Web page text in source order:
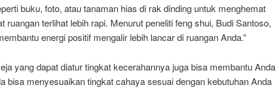
buku, foto, atau tanaman hias di rak dinding untuk menghemat
ruangan terlihat lebih rapi. Menurut peneliti feng shui, Budi Santoso,
energi positif mengalir lebih lancar di ruangan Anda.”
yang dapat diatur tingkat kecerahannya juga bisa membantu Anda
bisa menyesuaikan tingkat cahaya sesuai dengan kebutuhan Anda